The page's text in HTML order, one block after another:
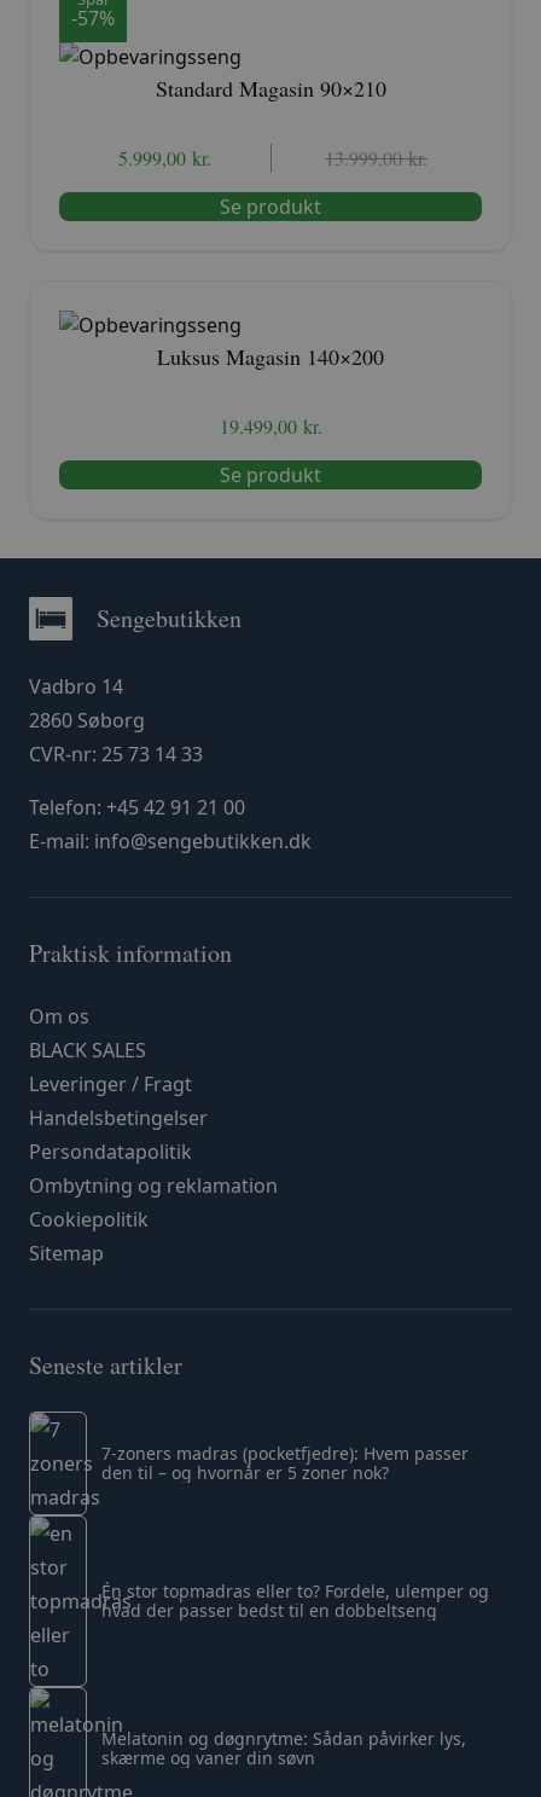
-57%
Standard Magasin 90×210
13.999,00kr.
oprindelige
pris
5.999,00 kr.
aktuelle
pris
Se produkt
Luksus Magasin 140×200
19.499,00 kr.
Se produkt
Sengebutikken
Vadbro 14
2860 Søborg
CVR-nr: 25 73 14 33
Telefon: +45 42 91 21 00
E-mail: info@sengebutikken.dk
Praktisk information
Om os
BLACK SALES
Leveringer / Fragt
Handelsbetingelser
Persondatapolitik
Ombytning og reklamation
Cookiepolitik
Sitemap
Seneste artikler
7-zoners madras (pocketfjedre): Hvem passer
den til – og hvornår er 5 zoner nok?
Én stor topmadras eller to? Fordele, ulemper og
hvad der passer bedst til en dobbeltseng
Melatonin og døgnrytme: Sådan påvirker lys,
skærme og vaner din søvn